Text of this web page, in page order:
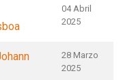
04 Abril
2025
28 Marzo
2025